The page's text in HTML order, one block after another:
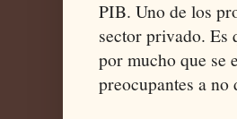
PIB. Uno de los
sector privado. Es
por mucho que se
preocupantes a